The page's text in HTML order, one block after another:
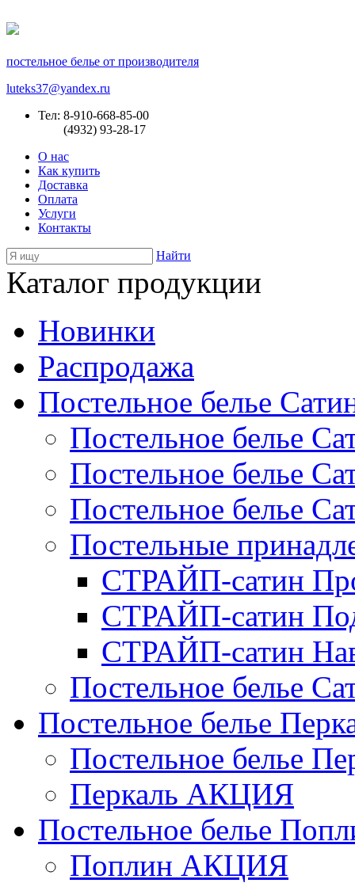
постельное белье от производителя
luteks37@yandex.ru
Тел: 8-910-668-85-00
(4932) 93-28-17
О нас
Как купить
Доставка
Оплата
Услуги
Контакты
Найти
Каталог продукции
Новинки
Распродажа
Постельное белье
Постельное белье
Постельное белье
Постельное белье
Постельные
СТРАЙП-сатин
СТРАЙП-сатин
СТРАЙП-сатин
Постельное белье
Постельное белье
Постельное белье
Перкаль АКЦИЯ
Постельное белье
Поплин АКЦИЯ